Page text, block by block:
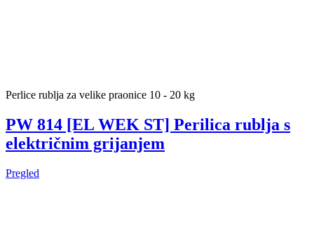
Perlice rublja za velike praonice 10 - 20 kg
PW 814 [EL WEK ST] Perilica rublja s
električnim grijanjem
Pregled